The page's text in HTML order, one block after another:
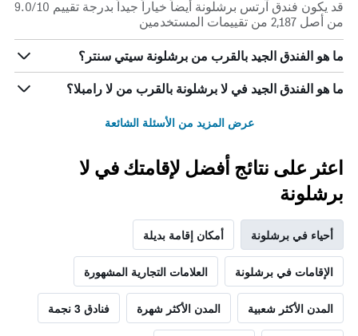
قد يكون فندق آرتس برشلونة أيضاً خياراً جيداً بدرجة تقييم 9.0/10
من أصل 2,187 من تقييمات المستخدمين
ما هو الفندق الجيد بالقرب من برشلونة سيتي سنتر؟
ما هو الفندق الجيد في لا برشلونة بالقرب من لا رامبلا؟
عرض المزيد من الأسئلة الشائعة
اعثر على نتائج أفضل لإقامتك في لا
برشلونة
أحياء في برشلونة أمكان إقامة بديلة
الإقامات في برشلونة العلامات التجارية المشهورة
المدن الأكثر شعبية المدن الأكثر شهرة فنادق 3 نجمة